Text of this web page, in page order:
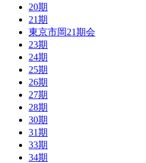
20期
21期
東京市岡21期会
23期
24期
25期
26期
27期
28期
30期
31期
33期
34期